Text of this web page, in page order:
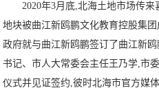
2020年3月底,北海土地市场传
地块被曲江新鸥鹏文化教育控股集
政府就与曲江新鸥鹏签订了曲江新
书记、市人大常委会主任王乃学,市
仪式并见证签约,彼时北海市官方媒